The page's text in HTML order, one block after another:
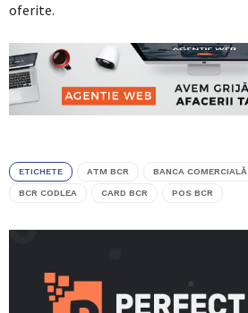
oferite.
ETICHETE ATM BCR BANCA
BCR CODLEA CARD BCR POS BCR